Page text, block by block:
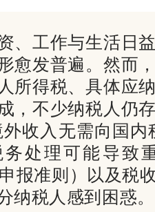
、工作与生活日
愈发普遍。然而
所得税、具体应
，不少纳税人仍
外收入无需向国
处理可能导致
报准则）以及税
纳税人感到困惑。